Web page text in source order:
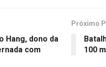
Hang, dono da
com
Próximo
100